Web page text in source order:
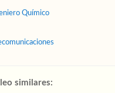
Químico
similares: